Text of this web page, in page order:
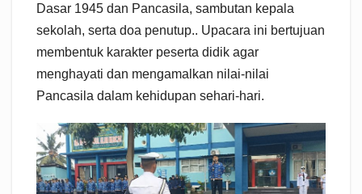
Dasar 1945 dan Pancasila, sambutan kepala
sekolah, serta doa penutup.. Upacara ini bertujuan
membentuk karakter peserta didik agar
menghayati dan mengamalkan nilai-nilai
Pancasila dalam kehidupan sehari-hari.